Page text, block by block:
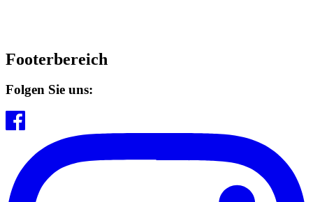
Footerbereich
Folgen Sie uns: